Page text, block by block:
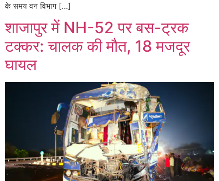
के समय वन विभाग […]
शाजापुर में NH-52 पर बस-ट्रक
टक्कर: चालक की मौत, 18 मजदूर
घायल